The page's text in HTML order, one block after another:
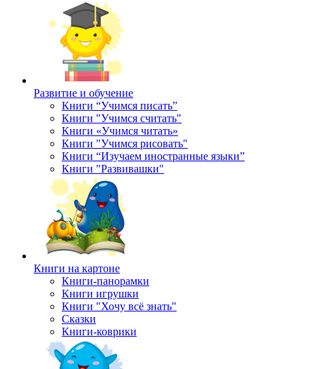
Развитие и обучение
Книги “Учимся писать”
Книги "Учимся считать"
Книги «Учимся читать»
Книги "Учимся рисовать"
Книги “Изучаем иностранные языки”
Книги "Развивашки"
Книги на картоне
Книги-панорамки
Книги игрушки
Книги "Хочу всё знать"
Сказки
Книги-коврики